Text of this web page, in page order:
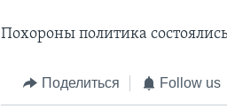
Похороны политика
Поделиться Follow us